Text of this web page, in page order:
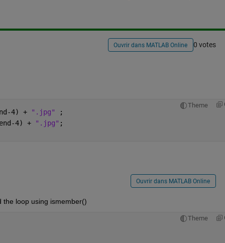
Ouvrir dans MATLAB Online 0 votes
Theme
4) +
".jpg"
;
4) +
".jpg" ;
Ouvrir dans MATLAB Online
the loop using ismember()
Theme